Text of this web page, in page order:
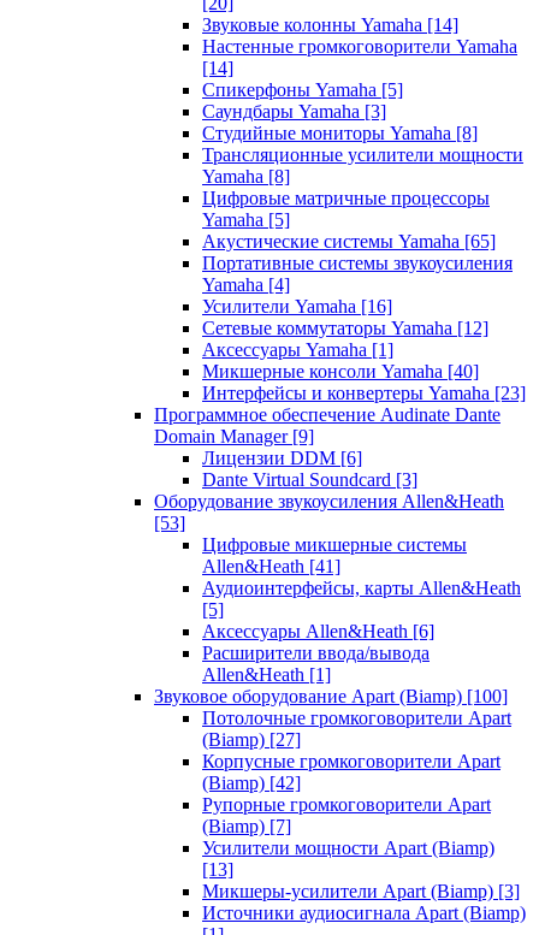
Звуковые колонны Yamaha [14]
Настенные громкоговорители Yamaha
[14]
Спикерфоны Yamaha [5]
Саундбары Yamaha [3]
Студийные мониторы Yamaha [8]
Трансляционные усилители мощности
Yamaha [8]
Цифровые матричные процессоры
Yamaha [5]
Акустические системы Yamaha [65]
Портативные системы звукоусиления
Yamaha [4]
Усилители Yamaha [16]
Сетевые коммутаторы Yamaha [12]
Аксессуары Yamaha [1]
Микшерные консоли Yamaha [40]
Интерфейсы и конвертеры Yamaha [23]
Программное обеспечение Audinate Dante
Domain Manager [9]
Лицензии DDM [6]
Dante Virtual Soundcard [3]
Оборудование звукоусиления Allen&Heath
[53]
Цифровые микшерные системы
Allen&Heath [41]
Аудиоинтерфейсы, карты Allen&Heath
[5]
Аксессуары Allen&Heath [6]
Расширители ввода/вывода
Allen&Heath [1]
Звуковое оборудование Apart (Biamp) [100]
Потолочные громкоговорители Apart
(Biamp) [27]
Корпусные громкоговорители Apart
(Biamp) [42]
Рупорные громкоговорители Apart
(Biamp) [7]
Усилители мощности Apart (Biamp)
[13]
Микшеры-усилители Apart (Biamp) [3]
Источники аудиосигнала Apart (Biamp)